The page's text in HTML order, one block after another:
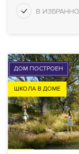
ДОМ ПОСТРОЕН
ШКОЛА В ДОМЕ